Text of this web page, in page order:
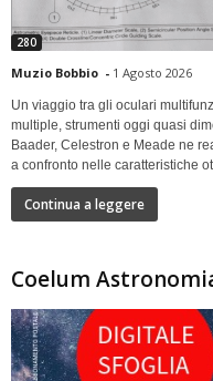
280
Muzio Bobbio - 1 Agosto 2026
Un viaggio tra gli oculari
multiple, strumenti oggi quasi
Baader, Celestron e Meade ne
a confronto nelle caratteristiche
Continua a leggere
Coelum